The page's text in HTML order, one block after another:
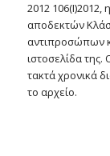
2012
αποδεκτών
αντιπροσώπων
ιστοσελίδα
τακτά χρονικά
το αρχείο.